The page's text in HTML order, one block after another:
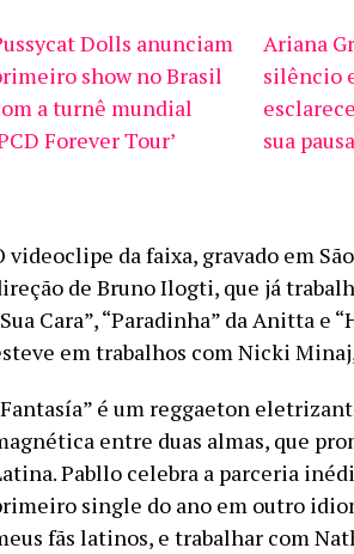
Dolls anunciam
show no Brasil
a turnê mundial
Forever Tour’
Ariana
silêncio
sua
videoclipe da faixa, gravado em
de Bruno Ilogti, que já
Cara”, “Paradinha” da Anitta e
em trabalhos com Nicki
é um reggaeton
entre duas almas, que
Pabllo celebra a parceria
single do ano em outro
fãs latinos, e trabalhar com